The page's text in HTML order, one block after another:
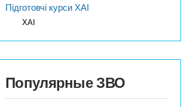
Підготовчі курси ХАІ
ХАІ
Популярные ЗВО